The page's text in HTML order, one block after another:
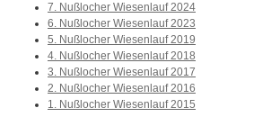
7. Nußlocher Wiesenlauf 2024
6. Nußlocher Wiesenlauf 2023
5. Nußlocher Wiesenlauf 2019
4. Nußlocher Wiesenlauf 2018
3. Nußlocher Wiesenlauf 2017
2. Nußlocher Wiesenlauf 2016
1. Nußlocher Wiesenlauf 2015